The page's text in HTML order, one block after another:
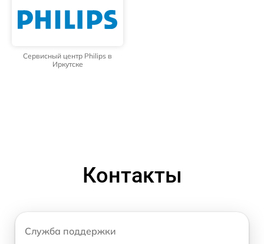
Сервисный центр Philips в
Иркутске
Контакты
Служба поддержки